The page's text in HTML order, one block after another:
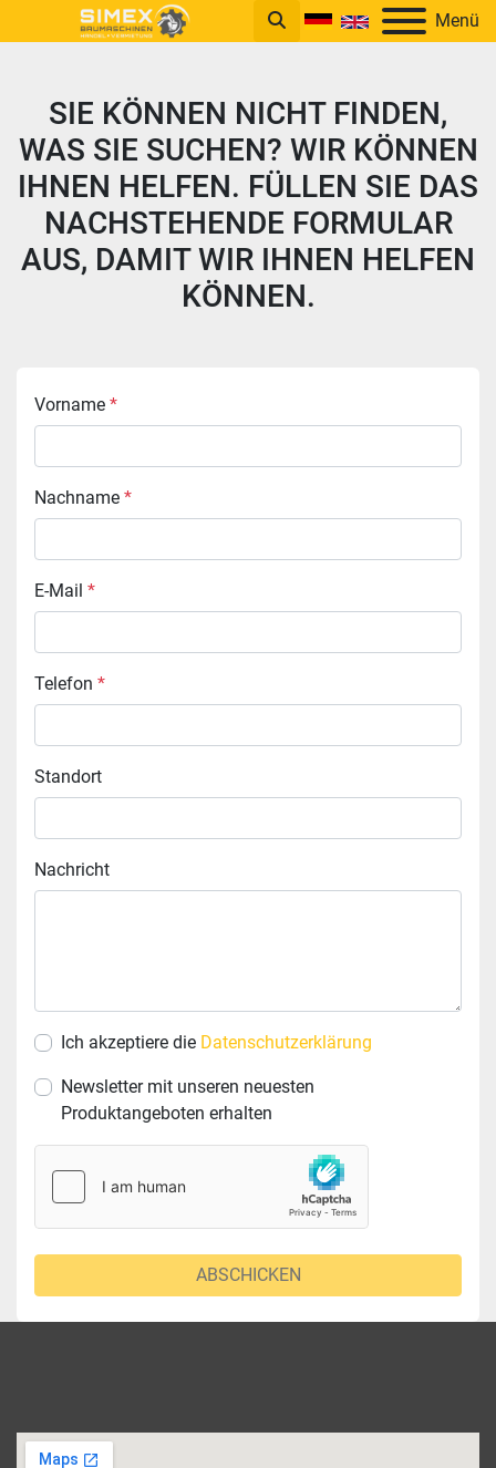
Menü
SIE KÖNNEN NICHT FINDEN,
WAS SIE SUCHEN? WIR KÖNNEN
IHNEN HELFEN. FÜLLEN SIE DAS
NACHSTEHENDE FORMULAR
AUS, DAMIT WIR IHNEN HELFEN
KÖNNEN.
Vorname *
Nachname *
E-Mail *
Telefon *
Standort
Nachricht
Ich akzeptiere die Datenschutzerklärung
Newsletter mit unseren neuesten
Produktangeboten erhalten
ABSCHICKEN